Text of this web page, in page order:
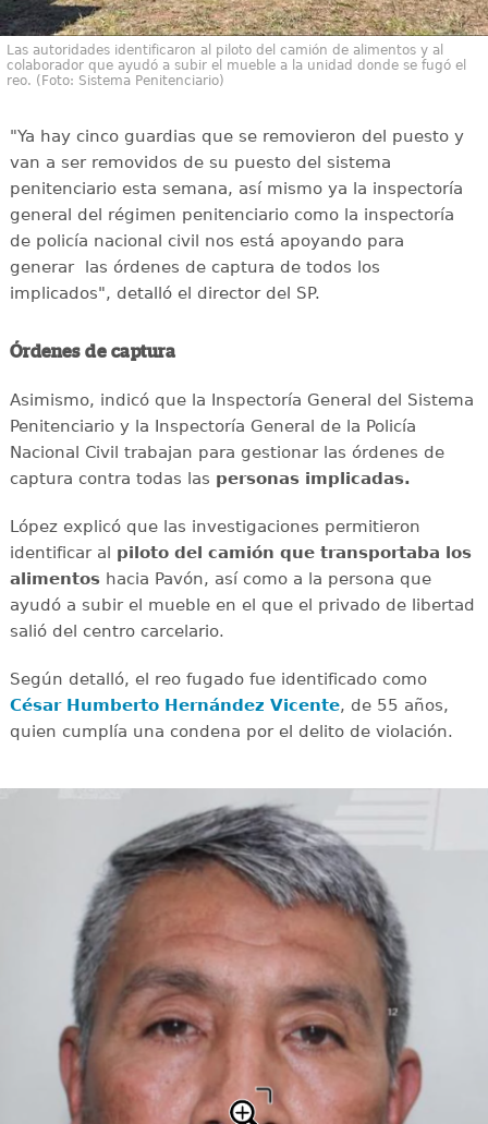
Las autoridades identificaron al piloto del camión de alimentos y al
colaborador que ayudó a subir el mueble a la unidad donde se fugó el
reo. (Foto: Sistema Penitenciario)
"Ya hay cinco guardias que se removieron del puesto y
van a ser removidos de su puesto del sistema
penitenciario esta semana, así mismo ya la inspectoría
general del régimen penitenciario como la inspectoría
de policía nacional civil nos está apoyando para
generar las órdenes de captura de todos los
implicados", detalló el director del SP.
Órdenes de captura
Asimismo, indicó que la Inspectoría General del Sistema
Penitenciario y la Inspectoría General de la Policía
Nacional Civil trabajan para gestionar las órdenes de
captura contra todas las personas implicadas.
López explicó que las investigaciones permitieron
identificar al piloto del camión que transportaba los
alimentoshacia Pavón, así como a la persona que
ayudó a subir el mueble en el que el privado de libertad
salió del centro carcelario.
Según detalló, el reo fugado fue identificado como
César Humberto Hernández Vicente, de 55 años,
quien cumplía una condena por el delito de violación.